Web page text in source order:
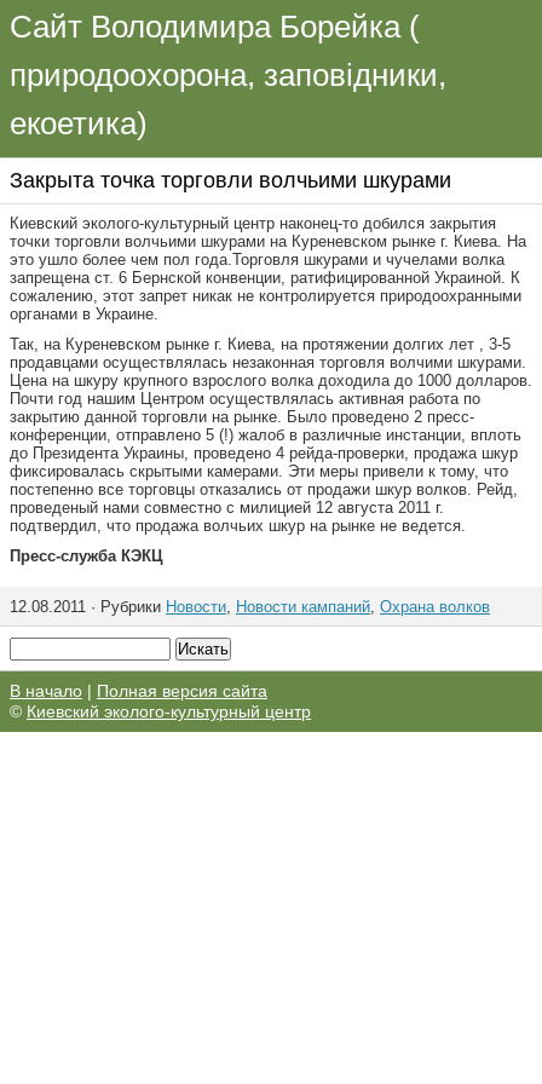
Сайт Володимира Борейка (
природоохорона, заповідники,
екоетика)
Закрыта точка торговли волчьими шкурами
Киевский эколого-культурный центр наконец-то добился закрытия
точки торговли волчьими шкурами на Куреневском рынке г. Киева. На
это ушло более чем пол года.Торговля шкурами и чучелами волка
запрещена ст. 6 Бернской конвенции, ратифицированной Украиной. К
сожалению, этот запрет никак не контролируется природоохранными
органами в Украине.
Так, на Куреневском рынке г. Киева, на протяжении долгих лет , 3-5
продавцами осуществлялась незаконная торговля волчими шкурами.
Цена на шкуру крупного взрослого волка доходила до 1000 долларов.
Почти год нашим Центром осуществлялась активная работа по
закрытию данной торговли на рынке. Было проведено 2 пресс-
конференции, отправлено 5 (!) жалоб в различные инстанции, вплоть
до Президента Украины, проведено 4 рейда-проверки, продажа шкур
фиксировалась скрытыми камерами. Эти меры привели к тому, что
постепенно все торговцы отказались от продажи шкур волков. Рейд,
проведеный нами совместно с милицией 12 августа 2011 г.
подтвердил, что продажа волчьих шкур на рынке не ведется.
Пресс-служба КЭКЦ
12.08.2011 · Рубрики Новости, Новости кампаний, Охрана волков
В начало | Полная версия сайта
© Киевский эколого-культурный центр